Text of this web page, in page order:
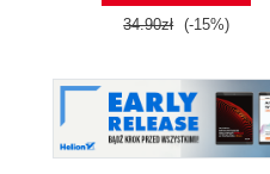
34.90zł (-15%)